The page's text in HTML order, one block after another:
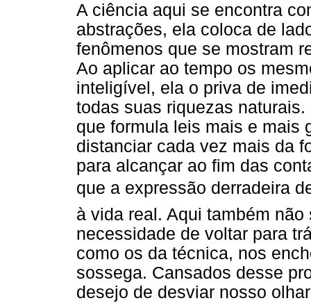
A ciência aqui se encontra
abstrações, ela coloca de
fenômenos que se mostram
Ao aplicar ao tempo os
inteligível, ela o priva de
todas suas riquezas
que formula leis mais e mais
distanciar cada vez mais da
para alcançar ao fim das
que a expressão derradeira
à vida real. Aqui também
necessidade de voltar para
como os da técnica, nos
sossega. Cansados desse
desejo de desviar nosso